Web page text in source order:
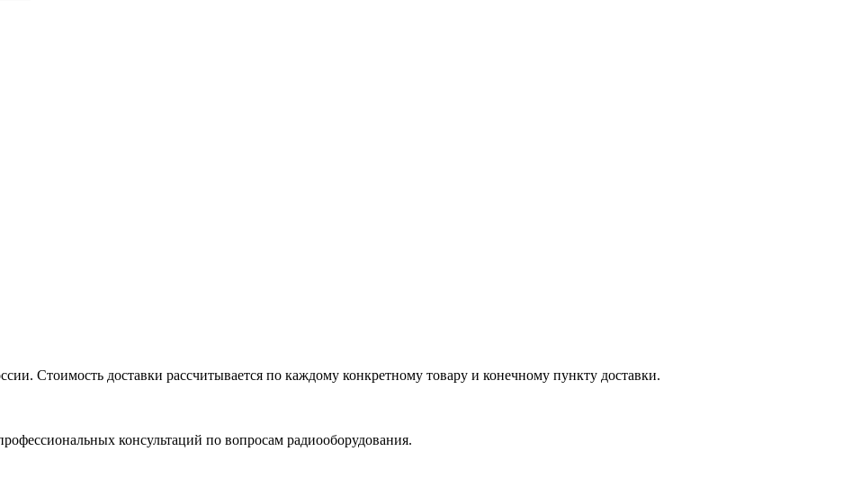
Стоимость доставки рассчитывается по каждому конкретному товару и конечному пункту доставки.
консультаций по вопросам радиооборудования.